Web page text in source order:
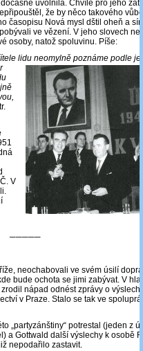
uvolnila. Chvíle pro jeho
že by něco takového
časopisu Nová mysl dštil oheň a
ve vězení. V jeho slovech
osoby, natož spoluvinu. Píše:
lidu neomylně poznáme podle
V
─────
neochabovali ve svém úsilí
bude ochota se jimi zabývat. V
nápad odnést zprávy o
v Praze. Stalo se tak ve
„partyzánštiny“ potrestal (jeden z
a Gottwald další výslechy k osobě
nepodařilo zastavit.